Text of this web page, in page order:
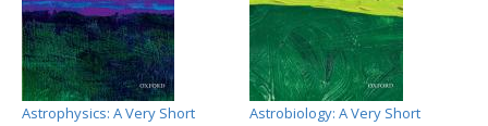
Astrophysics: A Very Short
Astrobiology: A Very Short